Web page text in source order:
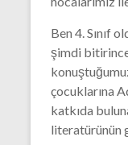
Ben 4. Sınıf
şimdi bitirince
çocuklarına
katkıda
literatürünün